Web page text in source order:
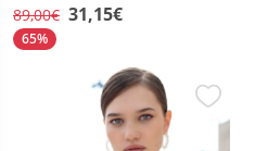
89,00€ 31,15€
65%